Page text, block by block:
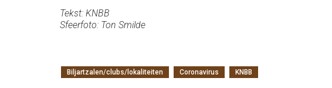
Tekst: KNBB
Sfeerfoto: Ton Smilde
Biljartzalen/clubs/lokaliteiten Coronavirus KNBB